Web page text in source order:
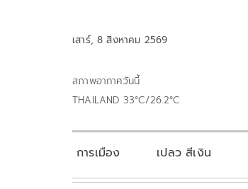
เสาร์, 8 สิงหาคม 2569
สภาพอากาศวันนี้
THAILAND 33°C/26.2°C
การเมือง เปลว สีเงิน